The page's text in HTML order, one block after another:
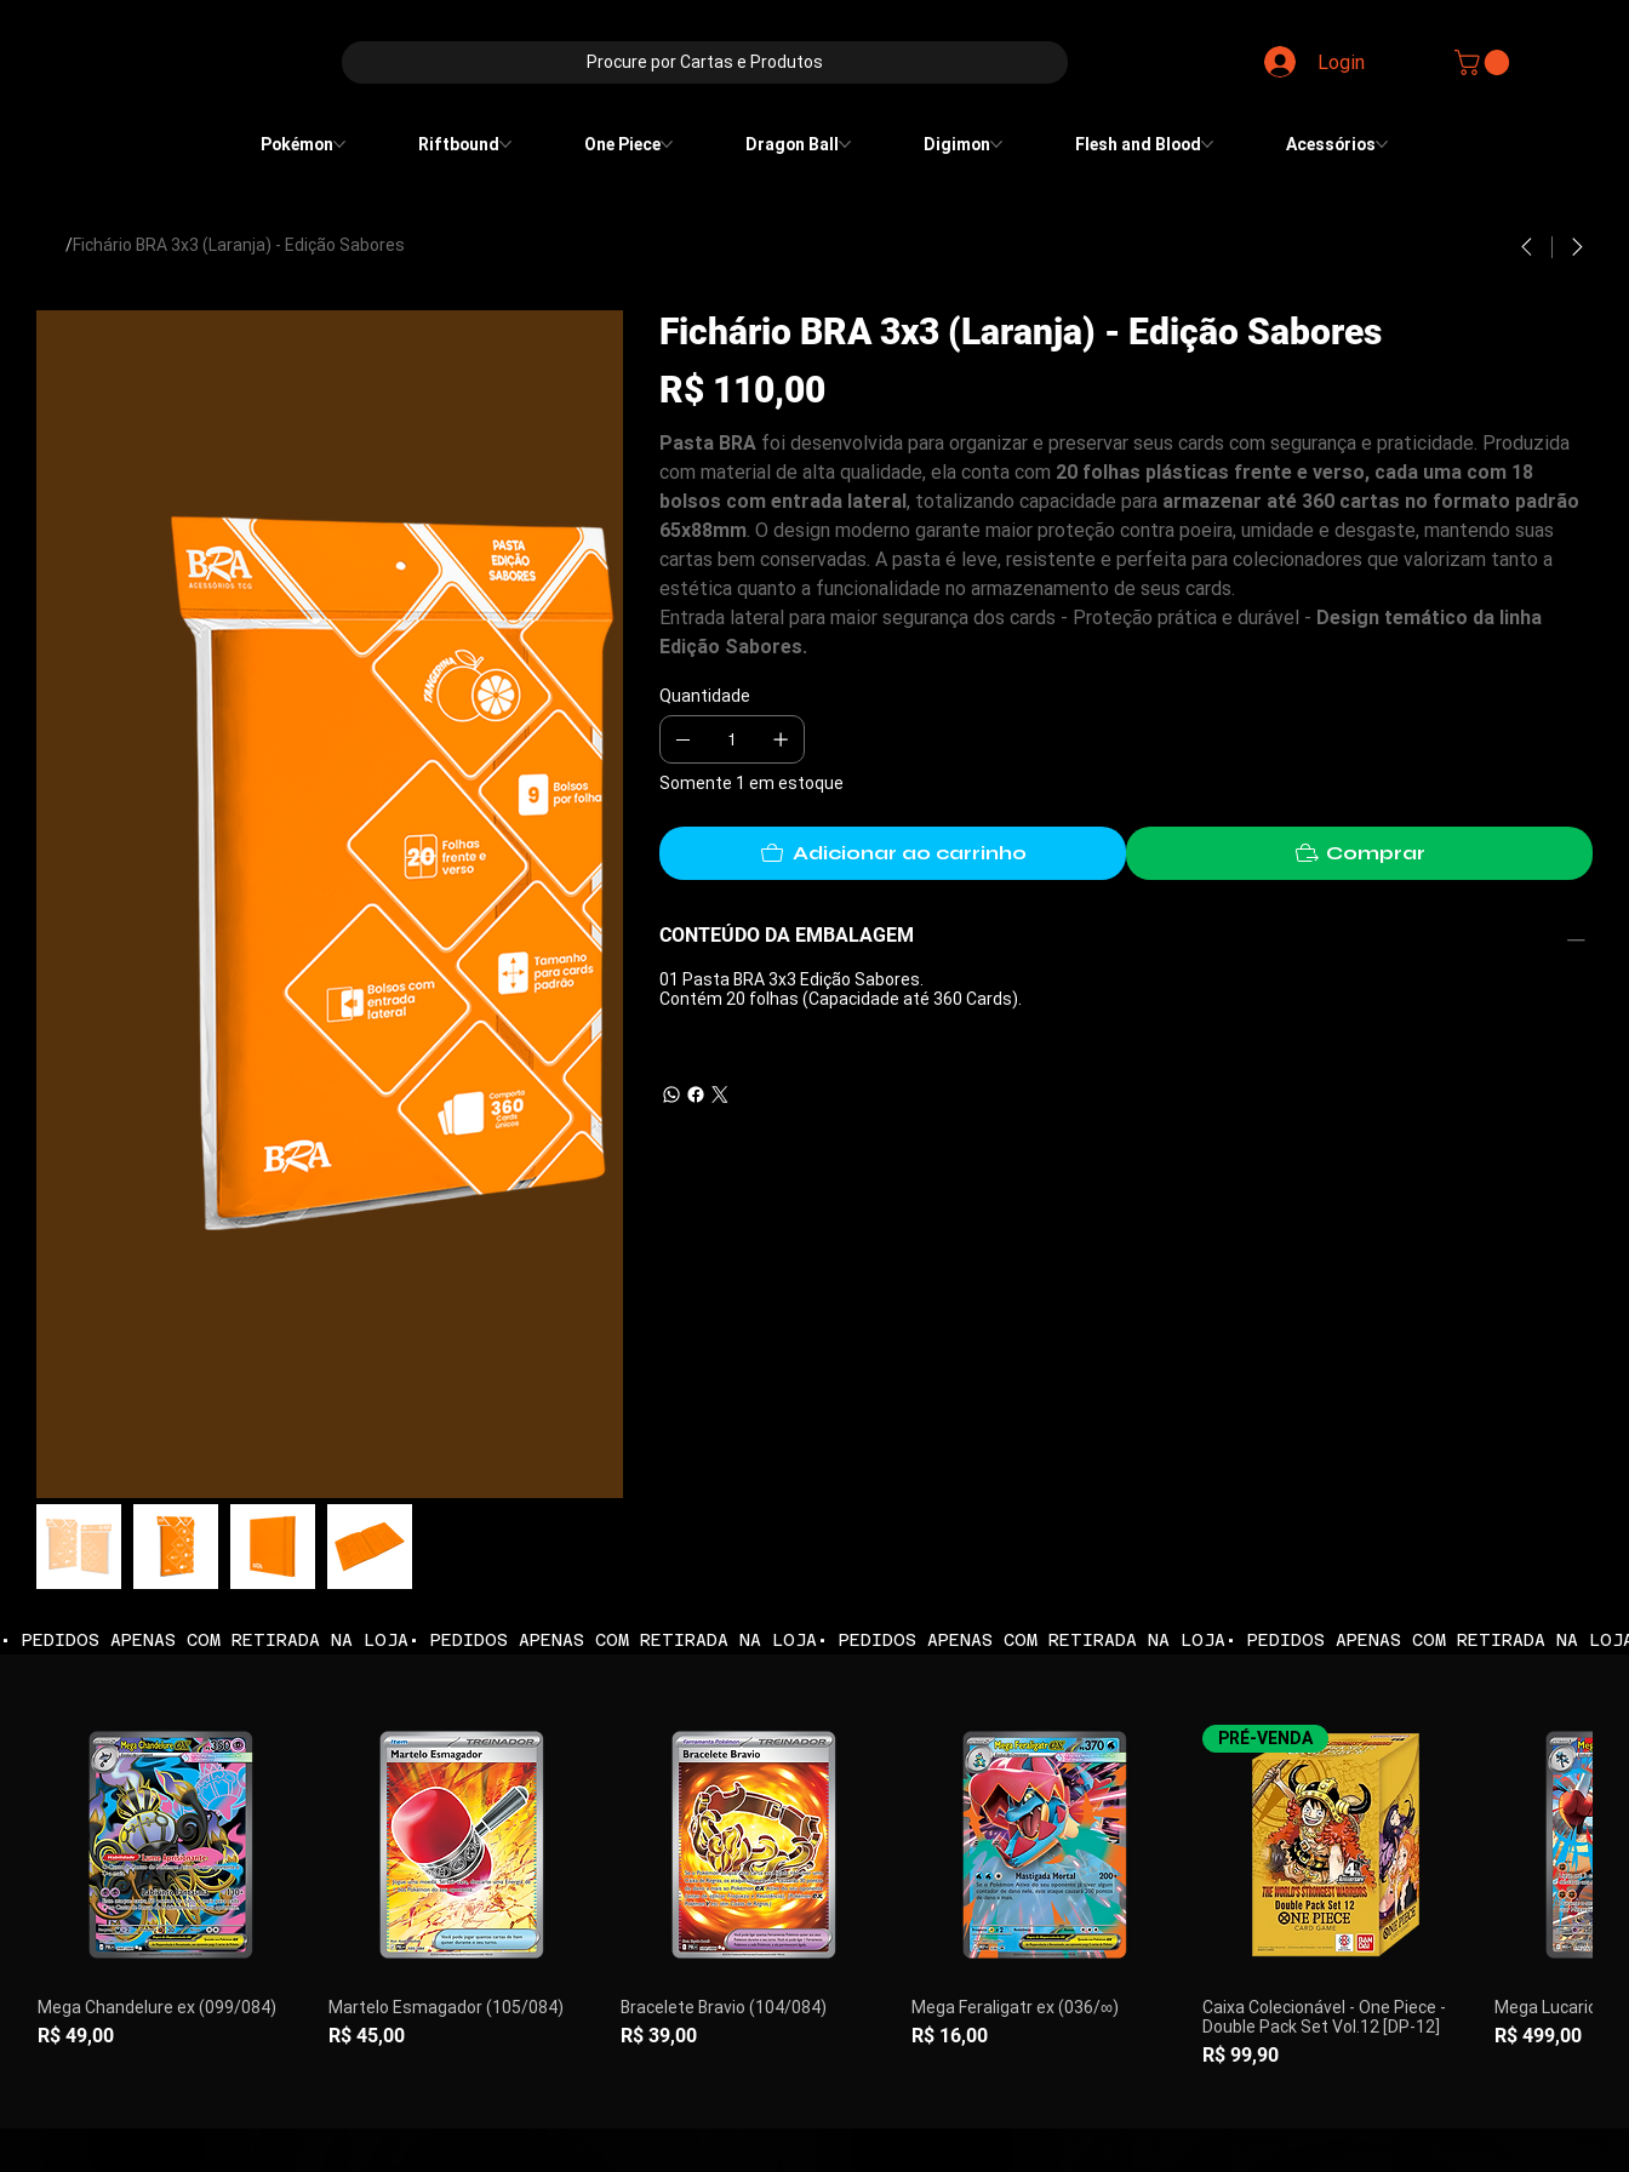
arenacwg.com
Pokémon Riftbound One Piece Dragon Ball Digimon Flesh and Blood Acessórios
Procure por Cartas e Produtos Login
/Fichário BRA 3x3 (Laranja) - Edição Sabores
Fichário BRA 3x3 (Laranja) - Edição Sabores
Preço
R$ 110,00
Pasta BRAfoi desenvolvida para organizar e preservar seus cards com segurança e praticidade. Produzida
com material de alta qualidade, ela conta com 20 folhas plásticas frente e verso, cada uma com 18
bolsos com entrada lateral , totalizando capacidade para armazenar até 360 cartas no formato padrão
65x88mm. O design moderno garante maior proteção contra poeira, umidade e desgaste, mantendo suas
cartas bem conservadas. A pasta é leve, resistente e perfeita para colecionadores que valorizam tanto a
estética quanto a funcionalidade no armazenamento de seus cards.
Entrada lateral para maior segurança dos cards - Proteção prática e durável - Design temático da linha
Edição Sabores.
Quantidade
Somente 1 em estoque
Adicionar ao carrinho Comprar
CONTEÚDO DA EMBALAGEM
01 Pasta BRA 3x3 Edição Sabores.
Contém 20 folhas (Capacidade até 360 Cards).
• PEDIDOS APENAS COM RETIRADA NA LOJA
Mega Chandelure ex (099/084)
Preço
R$ 49,00
Martelo Esmagador (105/084)
Preço
R$ 45,00
Bracelete Bravio (104/084)
Preço
R$ 39,00
Mega Feraligatr ex (036/∞)
Preço
R$ 16,00
PRÉ-VENDA
Caixa Colecionável - One Piece -
Double Pack Set Vol.12 [DP-12]
Preço
R$ 99,90
Mega Lucario ex
Preço
R$ 499,00